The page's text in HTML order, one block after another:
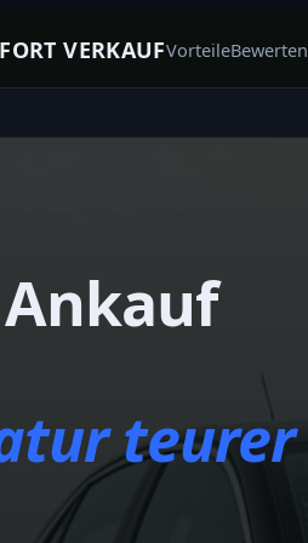
VERKAUFVorteileBewerten